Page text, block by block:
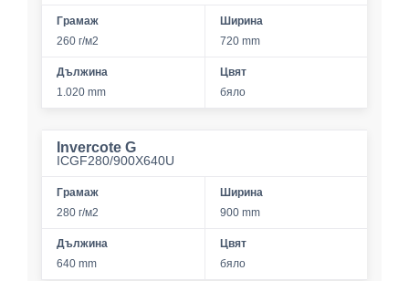
Грамаж
260 г/м2
Ширина
720 mm
Дължина
1.020 mm
Цвят
бяло
Invercote G
ICGF280/900X640U
Грамаж
280 г/м2
Ширина
900 mm
Дължина
640 mm
Цвят
бяло